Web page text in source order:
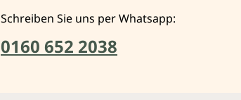
Schreiben Sie uns per Whatsapp:
0160 652 2038